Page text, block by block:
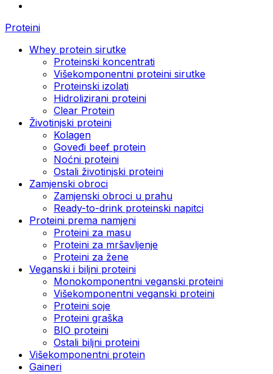
Proteini
Whey protein sirutke
Proteinski koncentrati
Višekomponentni proteini sirutke
Proteinski izolati
Hidrolizirani proteini
Clear Protein
Životinjski proteini
Kolagen
Goveđi beef protein
Noćni proteini
Ostali životinjski proteini
Zamjenski obroci
Zamjenski obroci u prahu
Ready-to-drink proteinski napitci
Proteini prema namjeni
Proteini za masu
Proteini za mršavljenje
Proteini za žene
Veganski i biljni proteini
Monokomponentni veganski proteini
Višekomponentni veganski proteini
Proteini soje
Proteini graška
BIO proteini
Ostali biljni proteini
Višekomponentni protein
Gaineri